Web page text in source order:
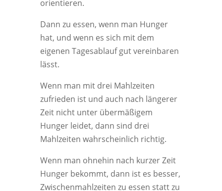
orientieren.
Dann zu essen, wenn man Hunger
hat, und wenn es sich mit dem
eigenen Tagesablauf gut vereinbaren
lässt.
Wenn man mit drei Mahlzeiten
zufrieden ist und auch nach längerer
Zeit nicht unter übermäßigem
Hunger leidet, dann sind drei
Mahlzeiten wahrscheinlich richtig.
Wenn man ohnehin nach kurzer Zeit
Hunger bekommt, dann ist es besser,
Zwischenmahlzeiten zu essen statt zu